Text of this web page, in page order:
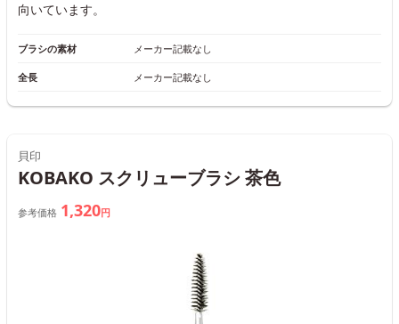
向いています。
ブラシの素材 メーカー記載なし
全長 メーカー記載なし
貝印
KOBAKO スクリューブラシ 茶色
参考価格 1,320円